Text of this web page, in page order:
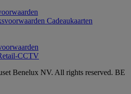
Cadeaukaarten
CCTV
Benelux NV. All rights reserved. BE